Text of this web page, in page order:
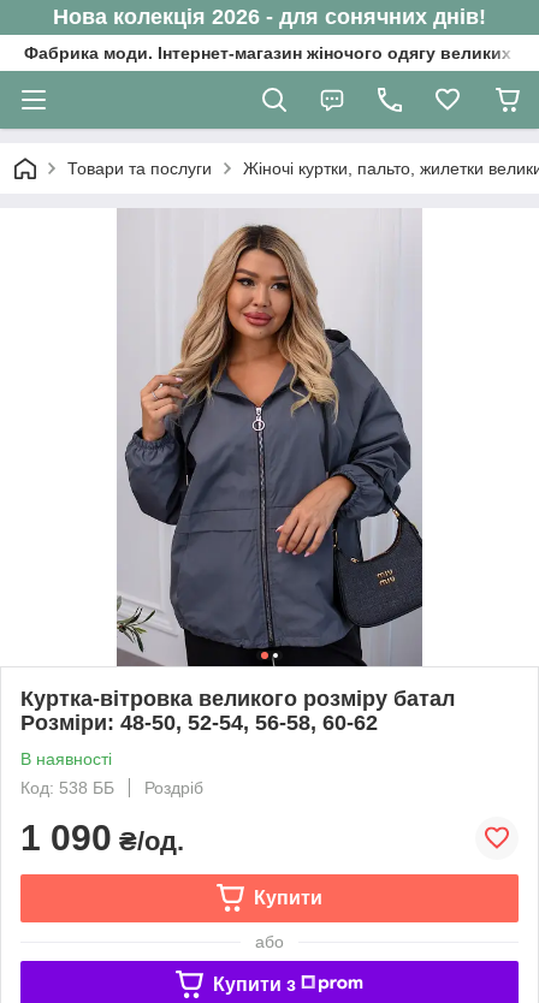
Нова колекція 2026 - для сонячних днів!
Фабрика моди. Інтернет-магазин жіночого одягу великих
Товари та послуги Жіночі куртки, пальто, жилетки
Куртка-вітровка великого розміру батал
Розміри: 48-50, 52-54, 56-58, 60-62
В наявності
Код: 538 ББ
Роздріб
1 090 ₴/од.
Купити
або
Купити з